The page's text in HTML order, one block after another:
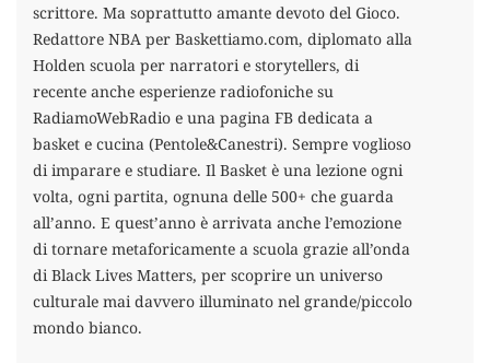
scrittore. Ma soprattutto amante devoto del Gioco.
Redattore NBA per Baskettiamo.com, diplomato alla
Holden scuola per narratori e storytellers, di
recente anche esperienze radiofoniche su
RadiamoWebRadio e una pagina FB dedicata a
basket e cucina (Pentole&Canestri). Sempre voglioso
di imparare e studiare. Il Basket è una lezione ogni
volta, ogni partita, ognuna delle 500+ che guarda
all’anno. E quest’anno è arrivata anche l’emozione
di tornare metaforicamente a scuola grazie all’onda
di Black Lives Matters, per scoprire un universo
culturale mai davvero illuminato nel grande/piccolo
mondo bianco.